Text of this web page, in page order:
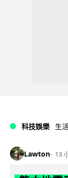
科技娛樂 生
Lawton 13